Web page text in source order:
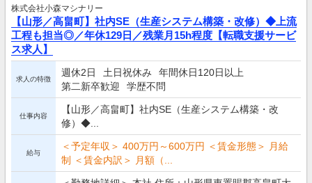
株式会社小森マシナリー
【山形／高畠町】社内SE（生産システム構築・改修）◆上流
工程も担当◎／年休129日／残業月15h程度【転職支援サービ
ス求人】
求人の特徴
週休2日 土日祝休み
年間休日120日以上
第二新卒歓迎
学歴不問
仕事内容
【山形／高畠町】社内SE（生産システム構築・改
修）◆...
給与
＜予定年収＞ 400万円～600万円 ＜賃金形態＞ 月給
制 ＜賃金内訳＞ 月額（...